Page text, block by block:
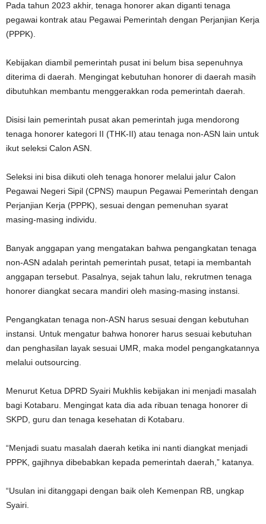
Pada tahun 2023 akhir, tenaga honorer akan diganti tenaga
pegawai kontrak atau Pegawai Pemerintah dengan Perjanjian Kerja
(PPPK).
Kebijakan diambil pemerintah pusat ini belum bisa sepenuhnya
diterima di daerah. Mengingat kebutuhan honorer di daerah masih
dibutuhkan membantu menggerakkan roda pemerintah daerah.
Disisi lain pemerintah pusat akan pemerintah juga mendorong
tenaga honorer kategori II (THK-II) atau tenaga non-ASN lain untuk
ikut seleksi Calon ASN.
Seleksi ini bisa diikuti oleh tenaga honorer melalui jalur Calon
Pegawai Negeri Sipil (CPNS) maupun Pegawai Pemerintah dengan
Perjanjian Kerja (PPPK), sesuai dengan pemenuhan syarat
masing-masing individu.
Banyak anggapan yang mengatakan bahwa pengangkatan tenaga
non-ASN adalah perintah pemerintah pusat, tetapi ia membantah
anggapan tersebut. Pasalnya, sejak tahun lalu, rekrutmen tenaga
honorer diangkat secara mandiri oleh masing-masing instansi.
Pengangkatan tenaga non-ASN harus sesuai dengan kebutuhan
instansi. Untuk mengatur bahwa honorer harus sesuai kebutuhan
dan penghasilan layak sesuai UMR, maka model pengangkatannya
melalui outsourcing.
Menurut Ketua DPRD Syairi Mukhlis kebijakan ini menjadi masalah
bagi Kotabaru. Mengingat kata dia ada ribuan tenaga honorer di
SKPD, guru dan tenaga kesehatan di Kotabaru.
“Menjadi suatu masalah daerah ketika ini nanti diangkat menjadi
PPPK, gajihnya dibebabkan kepada pemerintah daerah,” katanya.
“Usulan ini ditanggapi dengan baik oleh Kemenpan RB, ungkap
Syairi.